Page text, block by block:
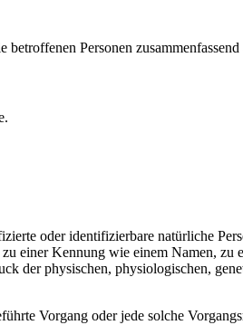
Personen zusammenfassend
oder identifizierbare natürliche
einer Kennung wie einem Namen,
der physischen, physiologischen,
Vorgang oder jede solche